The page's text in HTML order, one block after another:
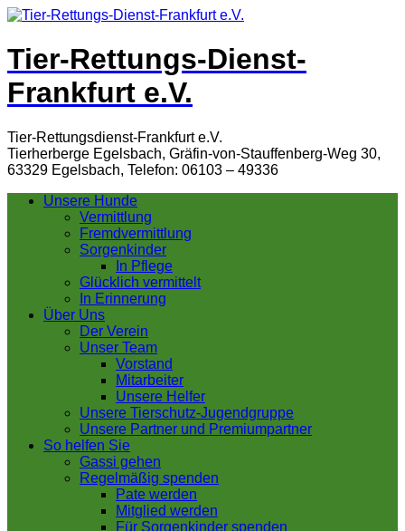
Tier-Rettungs-Dienst-
Frankfurt e.V.
Tier-Rettungsdienst-Frankfurt e.V.
Tierherberge Egelsbach, Gräfin-von-Stauffenberg-Weg 30,
63329 Egelsbach, Telefon: 06103 – 49336
Unsere Hunde
Vermittlung
Fremdvermittlung
Sorgenkinder
In Pflege
Glücklich vermittelt
In Erinnerung
Über Uns
Der Verein
Unser Team
Vorstand
Mitarbeiter
Unsere Helfer
Unsere Tierschutz-Jugendgruppe
Unsere Partner und Premiumpartner
So helfen Sie
Gassi gehen
Regelmäßig spenden
Pate werden
Mitglied werden
Für Sorgenkinder spenden